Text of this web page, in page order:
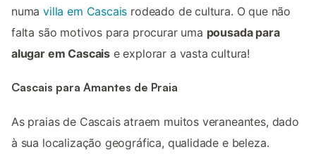
numavilla em Cascais rodeado de cultura. O que não
falta são motivos para procurar uma pousada para
alugar em Cascais e explorar a vasta cultura!
Cascais para Amantes de Praia
As praias de Cascais atraem muitos veraneantes, dado
à sua localização geográfica, qualidade e beleza.